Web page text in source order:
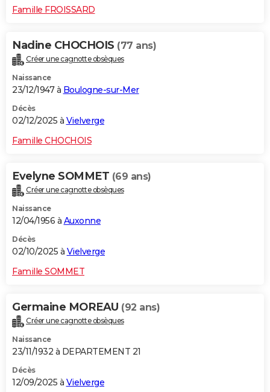
Carte de Noël
Carte Bonne année
Carte Saint-Valentin
Carte Pâques
Carte d'anniversaire
DICTIONNAIRE
Dictionnaire
Biographies
Citations
Expressions
Proverbes
PROGRAMME TV
S'inscrire
Se connecter
Lycées
Collèges
Primaires
Universités
Entreprises
Service militaire
Avis de recherche
AVIS DE DÉCÈS
FORUM
Bricolage
Lifestyle
Culture
Television
Voyage
Famille FROISSARD
Nadine CHOCHOIS (77 ans)
Créer une cagnotte obsèques
Naissance
23/12/1947 à Boulogne-sur-Mer
Décès
02/12/2025 à Vielverge
Famille CHOCHOIS
Evelyne SOMMET (69 ans)
Créer une cagnotte obsèques
Naissance
12/04/1956 à Auxonne
Décès
02/10/2025 à Vielverge
Famille SOMMET
Germaine MOREAU (92 ans)
Créer une cagnotte obsèques
Naissance
23/11/1932 à DEPARTEMENT 21
Décès
12/09/2025 à Vielverge